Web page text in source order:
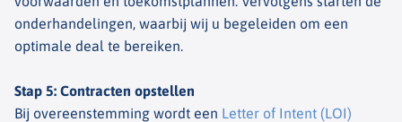
onderhandelingen, waarbij wij u begeleiden om een
optimale deal te bereiken.
Stap 5: Contracten opstellen
Bij overeenstemming wordt een Letter of Intent (LOI)